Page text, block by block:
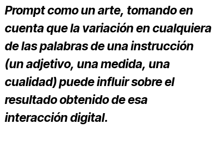
Prompt como un arte, tomando en
cuenta que la variación en cualquiera
de las palabras de una instrucción
(un adjetivo, una medida, una
cualidad) puede influir sobre el
resultado obtenido de esa
interacción digital.